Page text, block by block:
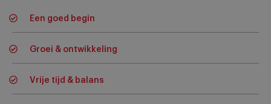
Een goed begin
Groei & ontwikkeling
Vrije tijd & balans